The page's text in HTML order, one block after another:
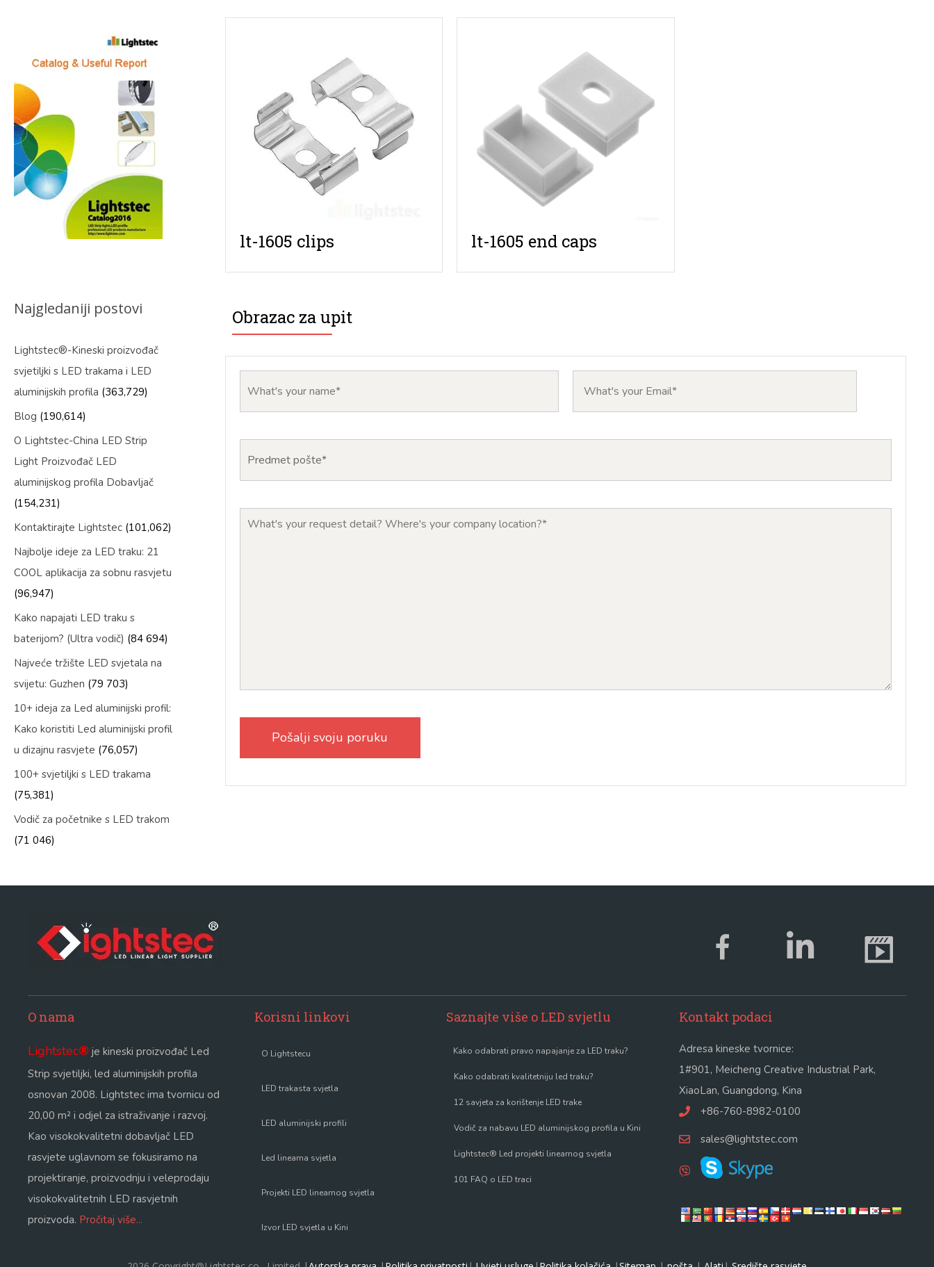
lt-1605 clips lt-1605 end caps
Obrazac za upit
Najgledaniji postovi
Lightstec®-Kineski proizvođač
svjetiljki s LED trakama i LED
aluminijskih profila (363,729)
Blog (190,614)
O Lightstec-China LED Strip
Light Proizvođač LED
aluminijskog profila Dobavljač
(154,231)
Kontaktirajte Lightstec (101,062)
Najbolje ideje za LED traku: 21
COOL aplikacija za sobnu rasvjetu
(96,947)
Kako napajati LED traku s
baterijom? (Ultra vodič) (84 694)
Najveće tržište LED svjetala na
svijetu: Guzhen (79 703)
10+ ideja za Led aluminijski profil:
Kako koristiti Led aluminijski profil
u dizajnu rasvjete (76,057)
100+ svjetiljki s LED trakama
(75,381)
Vodič za početnike s LED trakom
(71 046)
O nama
Lightstec® je kineski proizvođač Led
Strip svjetiljki, led aluminijskih profila
osnovan 2008. Lightstec ima tvornicu od
20,00 m² i odjel za istraživanje i razvoj.
Kao visokokvalitetni dobavljač LED
rasvjete uglavnom se fokusiramo na
projektiranje, proizvodnju i veleprodaju
visokokvalitetnih LED rasvjetnih
proizvoda. Pročitaj više...
Korisni linkovi
O Lightstecu
LED trakasta svjetla
LED aluminijski profili
Led linearna svjetla
Projekti LED linearnog svjetla
Izvor LED svjetla u Kini
Saznajte više o LED svjetlu
Kako odabrati pravo napajanje za LED traku?
Kako odabrati kvalitetniju led traku?
12 savjeta za korištenje LED trake
Vodič za nabavu LED aluminijskog profila u Kini
Lightstec® Led projekti linearnog svjetla
101 FAQ o LED traci
Kontakt podaci
Adresa kineske tvornice:
1#901, Meicheng Creative Industrial Park,
XiaoLan, Guangdong, Kina
+86-760-8982-0100
sales@lightstec.com